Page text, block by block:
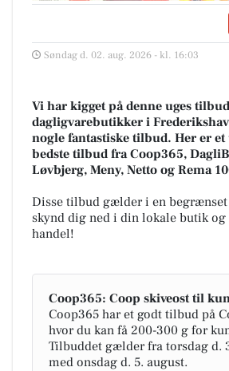
Søndag d. 02. aug. 2026 - kl. 16:03
Vi har kigget på denne uges
dagligvarebutikker i
nogle fantastiske tilbud. Her er
bedste tilbud fra Coop365,
Løvbjerg, Meny, Netto og Rema
Disse tilbud gælder i en begrænset
skynd dig ned i din lokale butik og
handel!
Coop365: Coop skiveost til
Coop365 har et godt tilbud på
hvor du kan få 200-300 g for
Tilbuddet gælder fra torsdag d.
med onsdag d. 5. august.